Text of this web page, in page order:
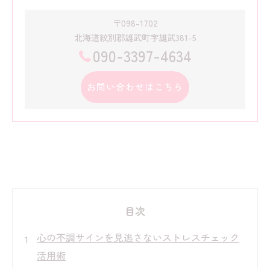
〒098-1702
北海道紋別郡雄武町字雄武381-5
090-3397-4634
お問い合わせはこちら
目次
心の不調サインを見逃さないストレスチェック
活用術